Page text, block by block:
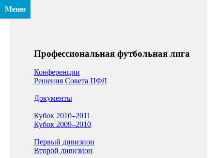
Меню
Профессиональная футбольная лига
Конференции
Решения Совета ПФЛ
Документы
Кубок 2010–2011
Кубок 2009–2010
Первый дивизион
Второй дивизион